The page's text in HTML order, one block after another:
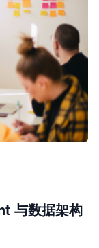
与数据架构